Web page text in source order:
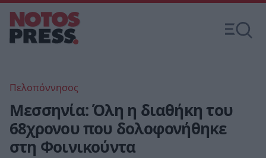
Πελοπόννησος
Μεσσηνία: Όλη η διαθήκη του
68χρονου που δολοφονήθηκε
στη Φοινικούντα